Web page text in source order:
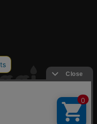
安委員会 第303311606477号